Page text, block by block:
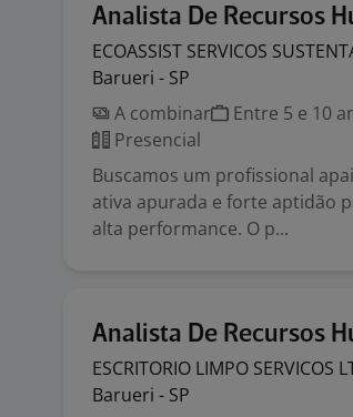
Analista De Recursos
ECOASSIST SERVICOS
Barueri - SP
A combinar
Entre 5 e 10
Presencial
Buscamos um profissional
ativa apurada e forte aptidão
alta performance. O p...
Analista De Recursos
ESCRITORIO LIMPO SERVICOS
Barueri - SP